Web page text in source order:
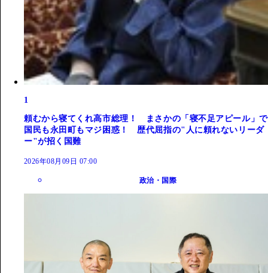
1
頼むから寝てくれ高市総理！ まさかの「寝不足アピール」で
国民も永田町もマジ困惑！ 歴代屈指の"人に頼れないリーダ
ー"が招く国難
2026年08月09日 07:00
政治・国際